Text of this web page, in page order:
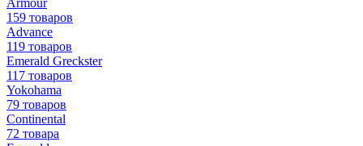
Armour
159 товаров
Advance
119 товаров
Emerald Greckster
117 товаров
Yokohama
79 товаров
Continental
72 товара